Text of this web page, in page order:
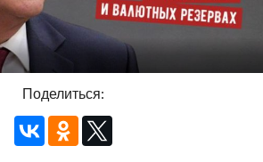
Поделиться: